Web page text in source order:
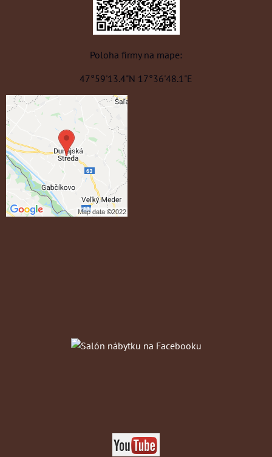
Poloha firmy na mape:
47°59'13.4"N 17°36'48.1"E